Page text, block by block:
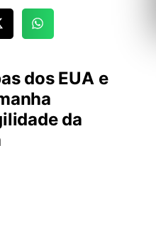
dos EUA e
da